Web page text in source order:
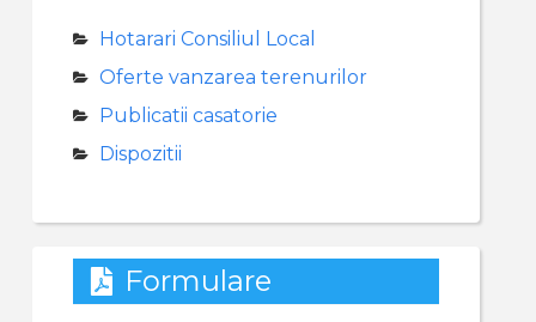
Hotarari Consiliul Local
Oferte vanzarea terenurilor
Publicatii casatorie
Dispozitii
Formulare